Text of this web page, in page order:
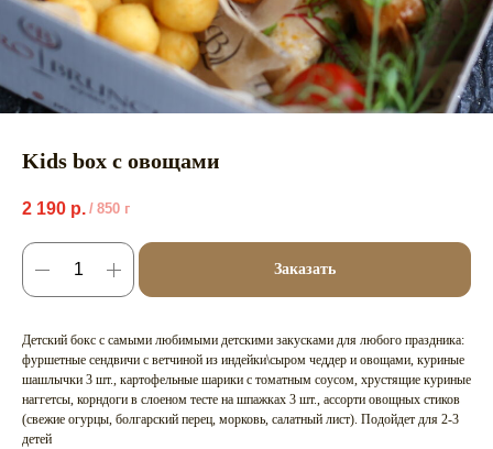
Kids box с овощами
2 190 р. / 850 г
Заказать
Детский бокс с самыми любимыми детскими закусками для любого праздника:
фуршетные сендвичи с ветчиной из индейки\сыром чеддер и овощами, куриные
шашлычки 3 шт., картофельные шарики с томатным соусом, хрустящие куриные
наггетсы, корндоги в слоеном тесте на шпажках 3 шт., ассорти овощных стиков
(свежие огурцы, болгарский перец, морковь, салатный лист). Подойдет для 2-3
детей